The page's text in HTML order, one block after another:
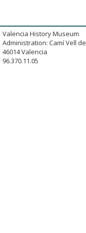
Valencia History Museum
Administration: Camí Vell
46014 Valencia
96.370.11.05